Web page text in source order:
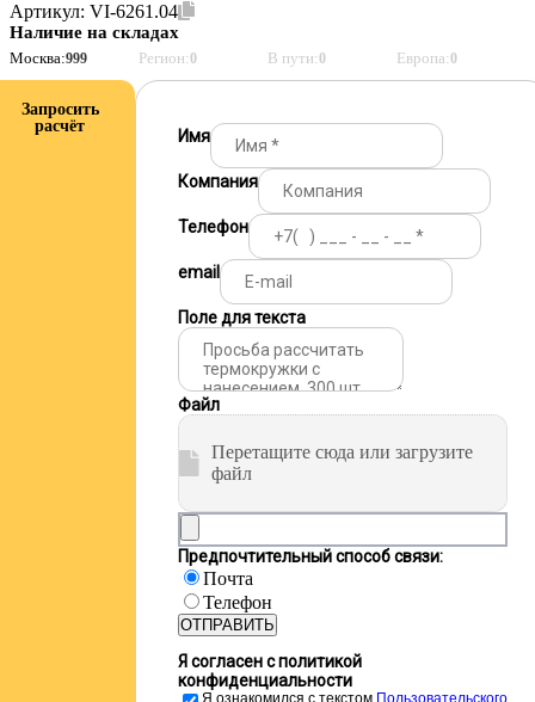
Артикул: VI-6261.04
Наличие на складах
Москва:999 Регион:0 В пути:0 Европа:0
Запросить
расчёт
Имя
Компания
Телефон
email
Поле для текста
Файл
Перетащите сюда или загрузите
файл
Предпочтительный способ связи:
Почта
Телефон
ОТПРАВИТЬ
Я согласен с политикой
конфиденциальности
Я ознакомился с текстом Пользовательского